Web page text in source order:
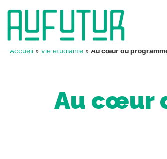
Accueil»Vie étudiante»Au cœur du
Au cœur